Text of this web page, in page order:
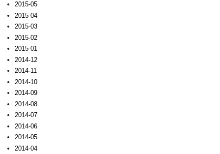
2015-05
2015-04
2015-03
2015-02
2015-01
2014-12
2014-11
2014-10
2014-09
2014-08
2014-07
2014-06
2014-05
2014-04